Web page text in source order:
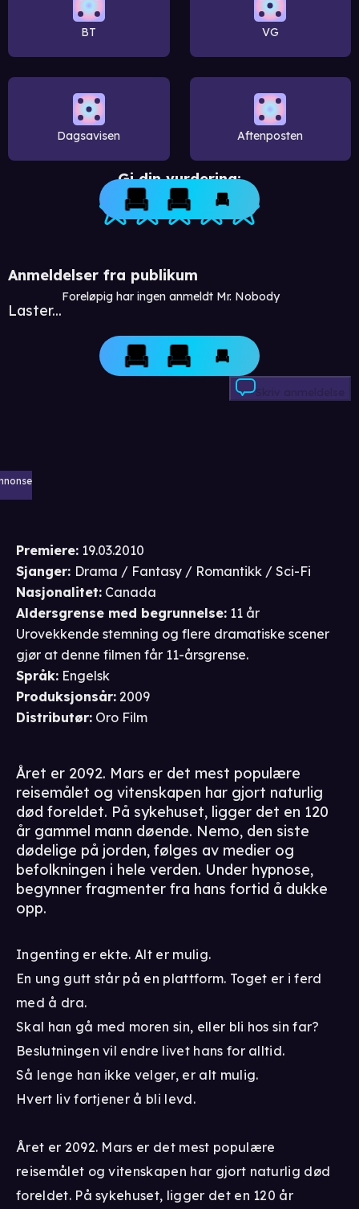
BT VG
Dagsavisen Aftenposten
Gi din vurdering:
Anmeldelser fra publikum
Laster...
Foreløpig har ingen anmeldt Mr. Nobody
Skriv anmeldelse
Premiere: 19.03.2010
Sjanger: Drama / Fantasy / Romantikk / Sci-Fi
Nasjonalitet: Canada
Aldersgrense med begrunnelse: 11 år
Urovekkende stemning og flere dramatiske scener
gjør at denne filmen får 11-årsgrense.
Språk: Engelsk
Produksjonsår: 2009
Distributør: Oro Film
Året er 2092. Mars er det mest populære
reisemålet og vitenskapen har gjort naturlig
død foreldet. På sykehuset, ligger det en 120
år gammel mann døende. Nemo, den siste
dødelige på jorden, følges av medier og
befolkningen i hele verden. Under hypnose,
begynner fragmenter fra hans fortid å dukke
opp.
Ingenting er ekte. Alt er mulig.
En ung gutt står på en plattform. Toget er i ferd
med å dra.
Skal han gå med moren sin, eller bli hos sin far?
Beslutningen vil endre livet hans for alltid.
Så lenge han ikke velger, er alt mulig.
Hvert liv fortjener å bli levd.
Året er 2092. Mars er det mest populære
reisemålet og vitenskapen har gjort naturlig død
foreldet. På sykehuset, ligger det en 120 år